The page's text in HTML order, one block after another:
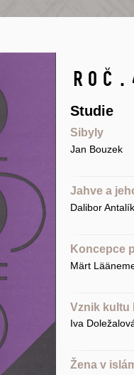
Studie
Sibyly
Jan Bouzek
Jahve a
Dalibor Antalík
Koncepce
Märt
Vznik kultu
Iva
Žena v